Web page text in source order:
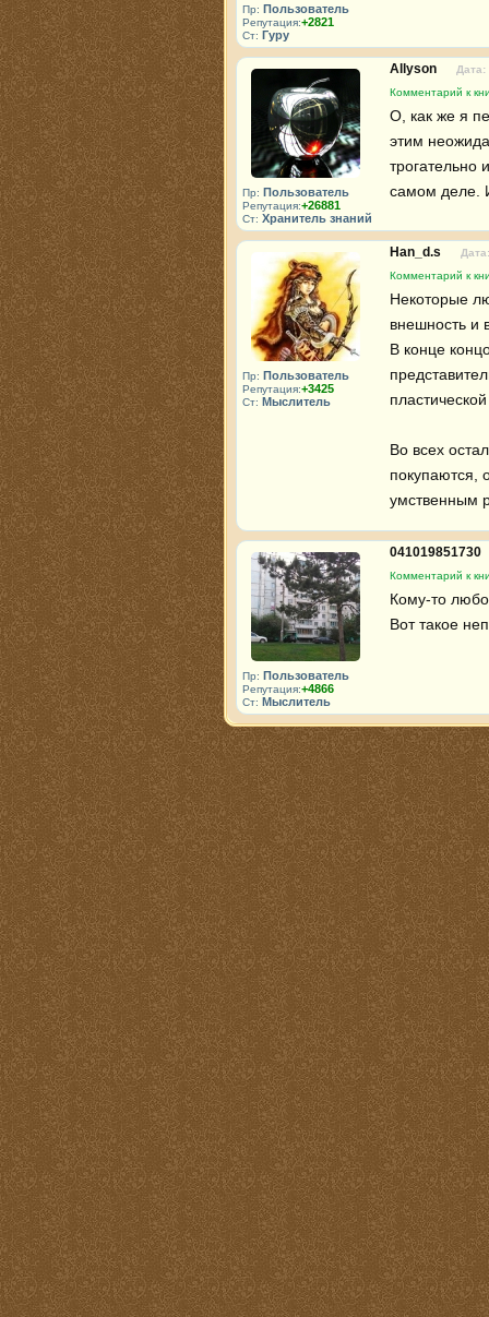
Пр: Пользователь
Репутация:+2821
Ст: Гуру
Пр: Пользователь
Репутация:+26881
Ст: Хранитель знаний
Allyson
Дата:
Комментарий к
О, как же я
этим
трогательно
самом деле.
Пр: Пользователь
Репутация:+3425
Ст: Мыслитель
Han_d.s
Комментарий к
Некоторые
внешность и
В конце
Во всех
покупаются,
умственным
Пр: Пользователь
Репутация:+4866
Ст: Мыслитель
041019851730
Комментарий к
Кому-то
Вот такое